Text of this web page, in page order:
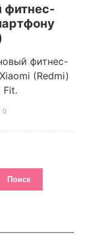
фитнес-
фитнес-
(Redmi)
Fit.
0